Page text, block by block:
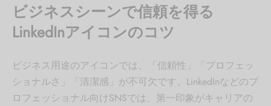
ビジネスシーンで信頼を得る
LinkedInアイコンのコツ
ビジネス用途のアイコンでは、「信頼性」「プロフェッ
ショナルさ」「清潔感」が不可欠です。LinkedInなどのプ
ロフェッショナル向けSNSでは、第一印象がキャリアの